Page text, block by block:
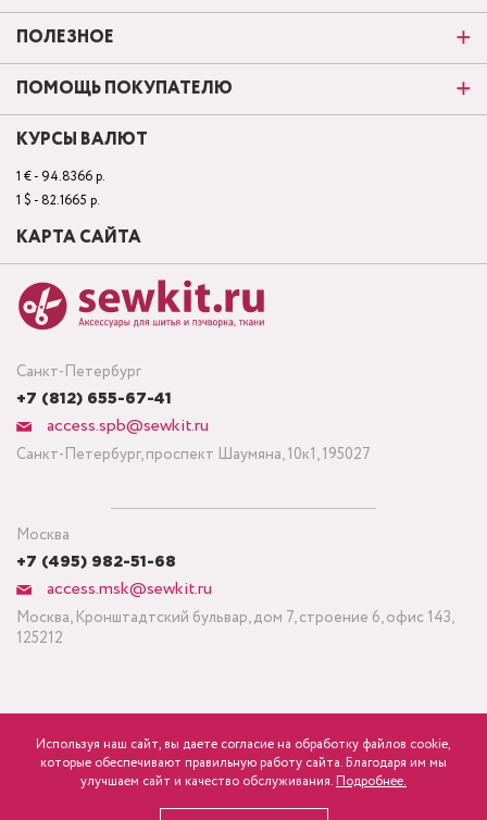
розница Минимальный заказ ткани от 3 метров
Санкт-Петербург
+7 (812) 655-67-41
access.spb@sewkit.ru
Санкт-Петербург, проспект Шаумяна, 10к1, 195027
Москва
+7 (495) 982-51-68
access.msk@sewkit.ru
Москва, Кронштадтский бульвар, дом 7, строение 6, офис 143,
125212
ПОЛЕЗНОЕ
ПОМОЩЬ ПОКУПАТЕЛЮ
КУРСЫ ВАЛЮТ
1 € - 94.8366 р.
1 $ - 82.1665 р.
КАРТА САЙТА
Политика конфиденциальности
ПОДПИСАТЬСЯ НА НОВОСТИ
Используя наш сайт, вы даете согласие на обработку файлов cookie,
которые обеспечивают правильную работу сайта. Благодаря им мы
улучшаем сайт и качество обслуживания. Подробнее.